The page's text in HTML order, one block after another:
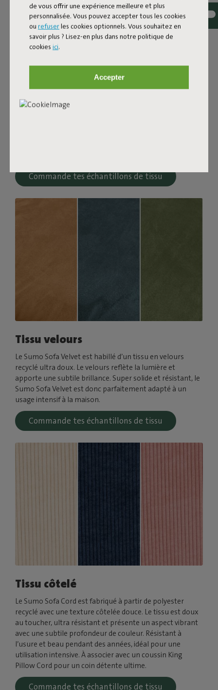
de vous offrir une expérience meilleure et plus
personnalisée. Vous pouvez accepter tous les cookies
ou refuserles cookies optionnels. Vous souhaitez en
savoir plus ? Lisez-en plus dans notre politique de
cookies ici.
Accepter
Le Sumo Sofa Bouclé est fabriqué en polyester recyclé
avec une luxueuse structure bouclée. Le tissu est ultra
résistant, durable et tissé avec des fils de différentes
Commande tes échantillons de tissu
Tissu velours
Le Sumo Sofa Velvet est habillé d’un tissu en velours
recyclé ultra doux. Le velours reflète la lumière et
apporte une subtile brillance. Super solide et résistant, le
Sumo Sofa Velvet est donc parfaitement adapté à un
usage intensif à la maison.
Commande tes échantillons de tissu
Tissu côtelé
Le Sumo Sofa Cord est fabriqué à partir de polyester
recyclé avec une texture côtelée douce. Le tissu est doux
au toucher, ultra résistant et présente un aspect vibrant
avec une subtile profondeur de couleur. Résistant à
l’usure et beau pendant des années, idéal pour une
utilisation intensive. À associer avec un coussin King
Pillow Cord pour un coin détente ultime.
Commande tes échantillons de tissu